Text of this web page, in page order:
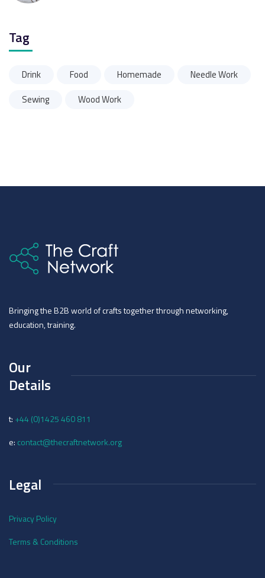
Tag
Drink Food Homemade
Needle Work
Sewing
Wood Work
Bringing the B2B world of crafts together through networking,
education, training.
Our
Details
t: +44 (0)1425 460 811
e: contact@thecraftnetwork.org
Legal
Privacy Policy
Terms & Conditions